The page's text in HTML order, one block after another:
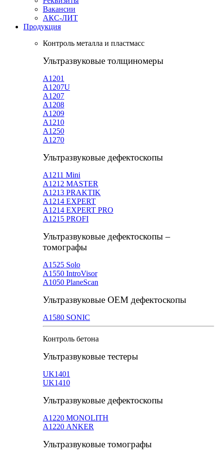
Вакансии
АКС-ЛИТ
Продукция
Контроль металла и пластмасс
Ультразвуковые толщиномеры
A1201
А1207U
А1207
А1208
А1209
А1210
А1250
А1270
Ультразвуковые дефектоскопы
А1211 Mini
А1212 MASTER
A1213 PRAKTIK
А1214 EXPERT
А1214 EXPERT PRO
A1215 PROFI
Ультразвуковые дефектоскопы –
томографы
А1525 Solo
А1550 IntroVisor
А1050 PlaneScan
Ультразвуковые ОЕМ дефектоскопы
A1580 SONIC
Контроль бетона
Ультразвуковые тестеры
UK1401
UK1410
Ультразвуковые дефектоскопы
А1220 MONOLITH
А1220 ANKER
Ультразвуковые томографы